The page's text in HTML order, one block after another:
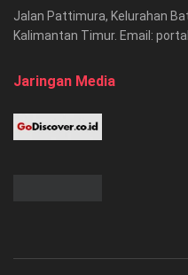
Jalan Pattimura, Kelurahan
Kalimantan Timur. Email:
Jaringan Media